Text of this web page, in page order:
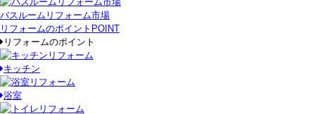
バスルームリフォーム市場
リフォームのポイント POINT
リフォームのポイント
キッチン
浴室